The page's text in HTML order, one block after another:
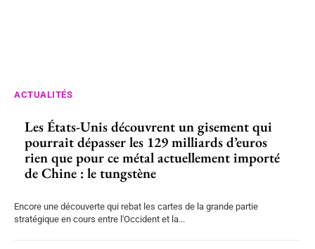
ACTUALITÉS
Les États-Unis découvrent un gisement qui
pourrait dépasser les 129 milliards d’euros
rien que pour ce métal actuellement importé
de Chine : le tungstène
Encore une découverte qui rebat les cartes de la grande partie
stratégique en cours entre l'Occident et la...